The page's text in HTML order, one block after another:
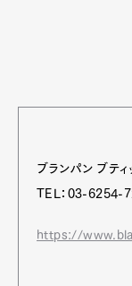
ブランパン ブティ
TEL：03-
https://